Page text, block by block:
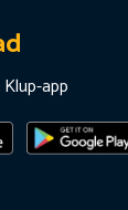
app